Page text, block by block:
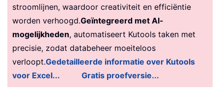
stroomlijnen, waardoor creativiteit en efficiëntie
worden verhoogd.Geïntegreerd met AI-
mogelijkheden, automatiseert Kutools taken met
precisie, zodat databeheer moeiteloos
verloopt.Gedetailleerde informatie over Kutools
voor Excel...
Gratis proefversie...